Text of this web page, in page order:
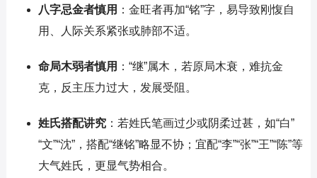
八字忌金者慎用 ：金旺者再加“铭”字，易导致刚愎自
用、人际关系紧张或肺部不适。
命局木弱者慎用 ：“继”属木，若原局木衰，难抗金
克，反主压力过大，发展受阻。
姓氏搭配讲究：若姓氏笔画过少或阴柔过甚，如“白”
“文”“沈”，搭配“继铭”略显不协；宜配“李”“张”“王”“陈”等
大气姓氏，更显气势相合。